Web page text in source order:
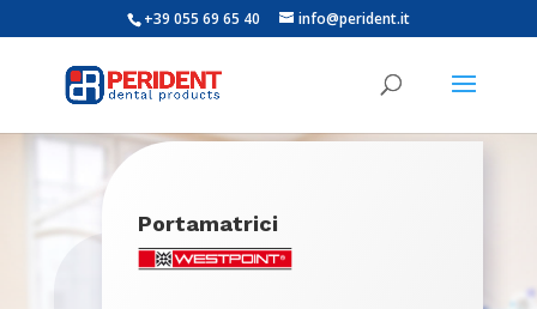
+39 055 69 65 40 info@perident.it
Portamatrici